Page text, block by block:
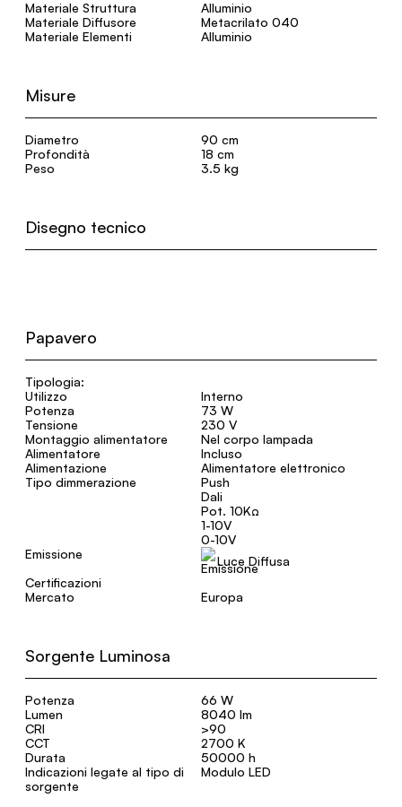
Materiale Struttura
Alluminio
Materiale Diffusore
Metacrilato 040
Materiale Elementi
Alluminio
Misure
Diametro
90 cm
Profondità
18 cm
Peso
3.5 kg
Disegno tecnico
Papavero
Tipologia:
Utilizzo
Interno
Potenza
73 W
Tensione
230 V
Montaggio alimentatore
Nel corpo lampada
Alimentatore
Incluso
Alimentazione
Alimentatore elettronico
Tipo dimmerazione
Push
Dali
Pot. 10KΩ
1-10V
0-10V
Emissione
Luce Diffusa
Certificazioni
Mercato
Europa
Sorgente Luminosa
Potenza
66 W
Lumen
8040 lm
CRI
>90
CCT
2700 K
Durata
50000 h
Indicazioni legate al tipo di
sorgente
Modulo LED